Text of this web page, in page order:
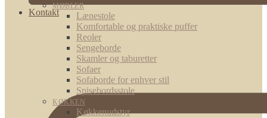
Kontakt
MØBLER
Lænestole
Komfortable og praktiske puffer
Reoler
Sengeborde
Skamler og taburetter
Sofaer
Sofaborde for enhver stil
Spisebordsstole
KØKKEN
Køkkenudstyr